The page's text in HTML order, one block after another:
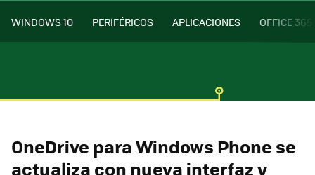
WINDOWS 10 PERIFÉRICOS APLICACIONES OFFICE 365
OneDrive para Windows Phone se
actualiza con nueva interfaz y